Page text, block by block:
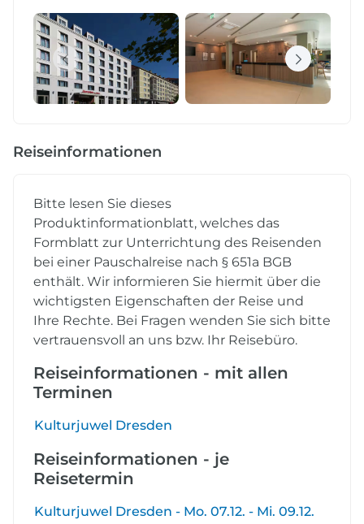
Reiseinformationen
Bitte lesen Sie dieses
Produktinformationblatt, welches das
Formblatt zur Unterrichtung des Reisenden
bei einer Pauschalreise nach § 651a BGB
enthält. Wir informieren Sie hiermit über die
wichtigsten Eigenschaften der Reise und
Ihre Rechte. Bei Fragen wenden Sie sich bitte
vertrauensvoll an uns bzw. Ihr Reisebüro.
Reiseinformationen - mit allen
Terminen
Kulturjuwel Dresden
Reiseinformationen - je
Reisetermin
Kulturjuwel Dresden - Mo. 07.12. - Mi. 09.12.